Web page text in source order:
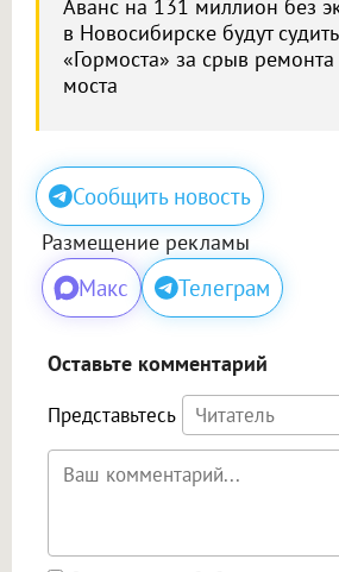
Аванс на 131 миллион без
в Новосибирске будут
«Гормоста» за срыв
моста
Сообщить новость
Размещение рекламы
Макс Телеграм
Оставьте комментарий
Представьтесь